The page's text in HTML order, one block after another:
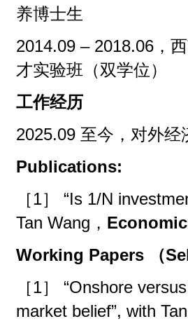
养博士生
2014.09 – 2018.06 ，
才实验班（双学位）
工作经历
2025.09 至今，对外
Publications:
［1］ “Is 1/N
Tan Wang ，
Working Papers （
［1］ “Onshore
market belief”, with